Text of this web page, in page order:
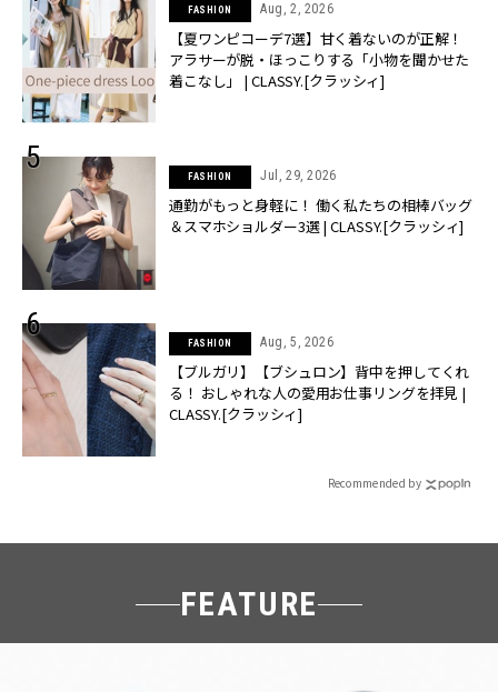
FASHION Aug, 2, 2026
【夏ワンピコーデ7選】甘く着ないのが正解！
アラサーが脱・ほっこりする「小物を聞かせた
着こなし」 | CLASSY.[クラッシィ]
FASHION Jul, 29, 2026
通勤がもっと身軽に！ 働く私たちの相棒バッグ
＆スマホショルダー3選 | CLASSY.[クラッシィ]
FASHION Aug, 5, 2026
【ブルガリ】【ブシュロン】背中を押してくれ
る！ おしゃれな人の愛用お仕事リングを拝見 |
CLASSY.[クラッシィ]
Recommended by
FEATURE